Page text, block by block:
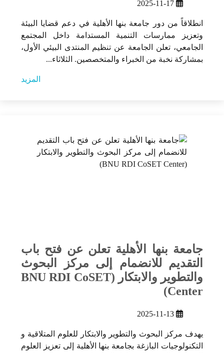
2025-11-17
انطلاقاً من دور جامعة بنها الأهلية في دعم قضايا البيئة
وتعزيز ممارسات التنمية المستدامة داخل المجتمع
الجامعي، تعلن الجامعة عن تنظيم المنتدى البيئي الأول،
بمشاركة نخبة من الخبراء والمتخصصين. الثلاثاء...
المزيد
جامعة بنها الأهلية تعلن عن فتح باب
التقديم للانضمام إلى مركز البحوث
والتطوير والابتكار (BNU RDI CoSET
Center)
2025-11-13
يهدف مركز البحوث والتطوير والابتكار للعلوم المتلاقية و
التكنولوجيات البازغة بجامعة بنها الأهلية إلى تعزيز العلوم